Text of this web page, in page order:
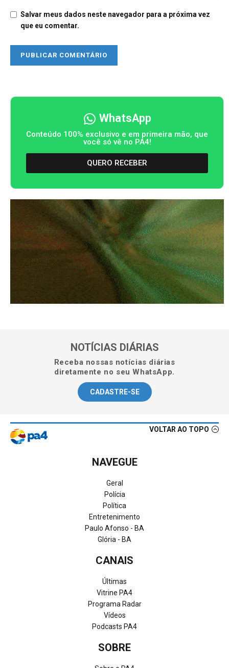
Salvar meus dados neste navegador para a próxima vez
que eu comentar.
WhatsApp
Conteúdo 100% exclusivo e em primeira mão, que
você só vê no PA4!
QUERO RECEBER
NOTÍCIAS DIÁRIAS
Receba nossas notícias diárias
diretamente no seu WhatsApp.
CADASTRE-SE
VOLTAR AO TOPO
NAVEGUE
Geral
Polícia
Política
Entretenimento
Paulo Afonso - BA
Glória - BA
CANAIS
Últimas
Vitrine PA4
Programa Radar
Vídeos
Podcasts PA4
SOBRE